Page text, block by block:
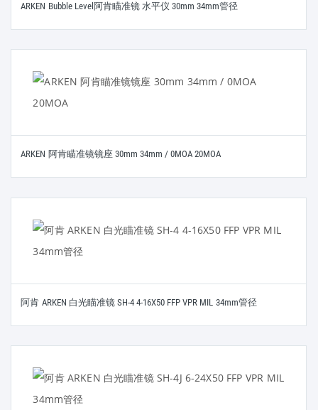
ARKEN Bubble Level阿肯瞄准镜 水平仪 30mm 34mm管径
ARKEN 阿肯瞄准镜镜座 30mm 34mm / 0MOA 20MOA
阿肯 ARKEN 白光瞄准镜 SH-4 4-16X50 FFP VPR MIL 34mm管径